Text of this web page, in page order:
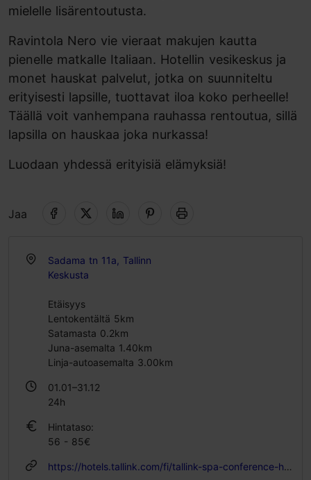
mielelle lisärentoutusta.
Ravintola Nero vie vieraat makujen kautta
pienelle matkalle Italiaan. Hotellin vesikeskus ja
monet hauskat palvelut, jotka on suunniteltu
erityisesti lapsille, tuottavat iloa koko perheelle!
Täällä voit vanhempana rauhassa rentoutua, sillä
lapsilla on hauskaa joka nurkassa!
Luodaan yhdessä erityisiä elämyksiä!
Jaa
Sadama tn 11a, Tallinn
Keskusta
Etäisyys
Lentokentältä 5km
Satamasta 0.2km
Juna-asemalta 1.40km
Linja-autoasemalta 3.00km
01.01–31.12
24h
Hintataso:
56 - 85€
https://hotels.tallink.com/fi/tallink-spa-conference-hotel